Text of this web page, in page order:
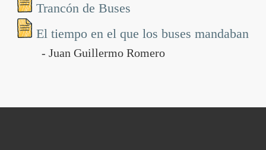
Trancón de Buses
El tiempo en el que los buses mandaban
- Juan Guillermo Romero